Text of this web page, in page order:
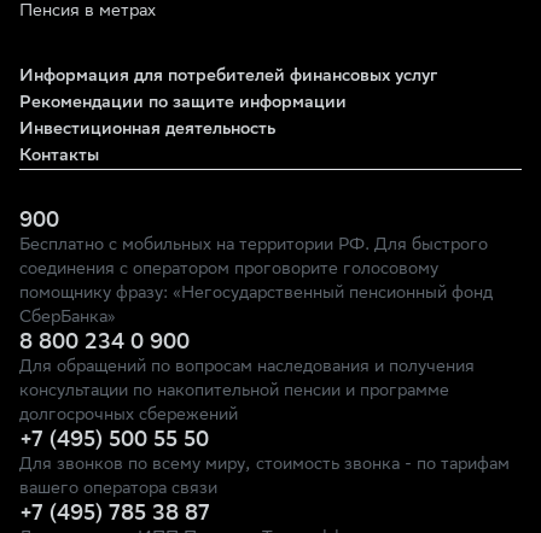
Пенсия в метрах
Информация для потребителей финансовых услуг
Рекомендации по защите информации
Инвестиционная деятельность
Контакты
900
Бесплатно с мобильных на территории РФ. Для быстрого
соединения с оператором проговорите голосовому
помощнику фразу: «Негосударственный пенсионный фонд
СберБанка»
8 800 234 0 900
Для обращений по вопросам наследования и получения
консультации по накопительной пенсии и программе
долгосрочных сбережений
+7 (495) 500 55 50
Для звонков по всему миру, стоимость звонка - по тарифам
вашего оператора связи
+7 (495) 785 38 87